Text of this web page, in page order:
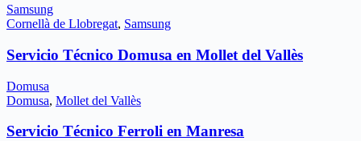
Samsung
Cornellà de Llobregat, Samsung
Servicio Técnico Domusa en Mollet del Vallès
Domusa
Domusa, Mollet del Vallès
Servicio Técnico Ferroli en Manresa